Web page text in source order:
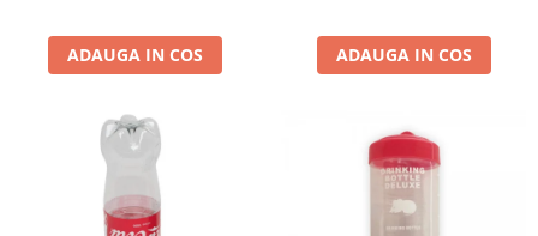
ADAUGA IN COS ADAUGA IN COS